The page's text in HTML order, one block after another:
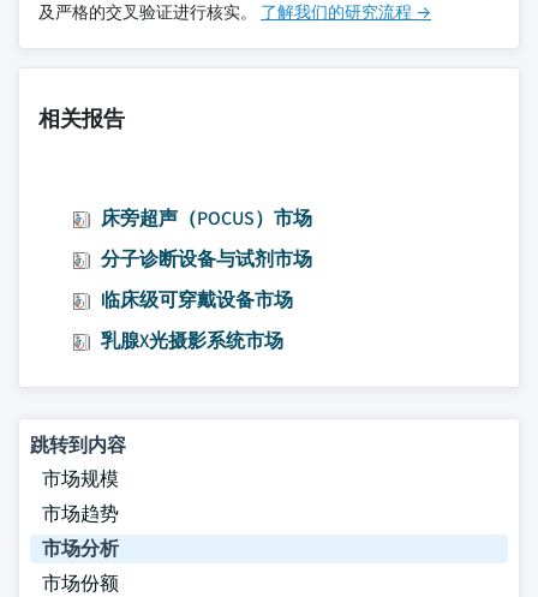
及严格的交叉验证进行核实。 了解我们的研究流程 →
相关报告
床旁超声（POCUS）市场
分子诊断设备与试剂市场
临床级可穿戴设备市场
乳腺X光摄影系统市场
跳转到内容
市场规模
市场趋势
市场分析
市场份额